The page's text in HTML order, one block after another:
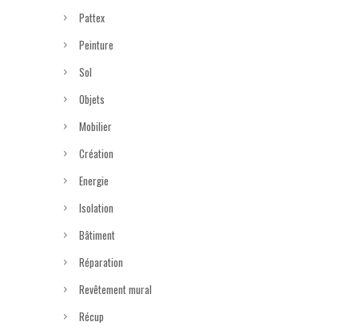
Pattex
Peinture
Sol
Objets
Mobilier
Création
Energie
Isolation
Bâtiment
Réparation
Revêtement mural
Récup